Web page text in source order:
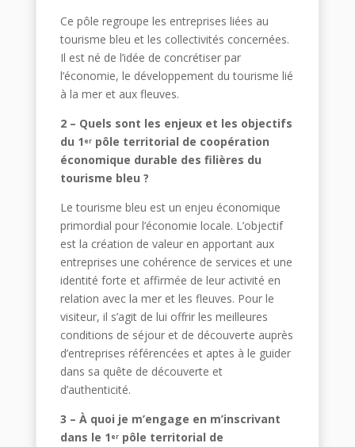
Ce pôle regroupe les entreprises liées au
tourisme bleu et les collectivités concernées.
Il est né de l’idée de concrétiser par
l’économie, le développement du tourisme lié
à la mer et aux fleuves.
2 – Quels sont les enjeux et les objectifs
du 1 er pôle territorial de coopération
économique durable des filières du
tourisme bleu ?
Le tourisme bleu est un enjeu économique
primordial pour l’économie locale. L’objectif
est la création de valeur en apportant aux
entreprises une cohérence de services et une
identité forte et affirmée de leur activité en
relation avec la mer et les fleuves. Pour le
visiteur, il s’agit de lui offrir les meilleures
conditions de séjour et de découverte auprès
d’entreprises référencées et aptes à le guider
dans sa quête de découverte et
d’authenticité.
3 – À quoi je m’engage en m’inscrivant
dans le 1 er pôle territorial de